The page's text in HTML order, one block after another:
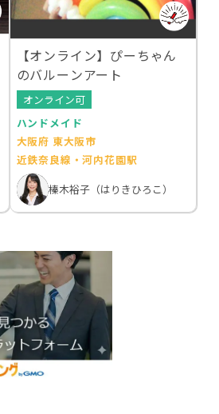
【オンライン】ぴーちゃん
のバルーンアート
オンライン可
ハンドメイド
大阪府 東大阪市
近鉄奈良線・河内花園駅
榛木裕子（はりきひろこ）